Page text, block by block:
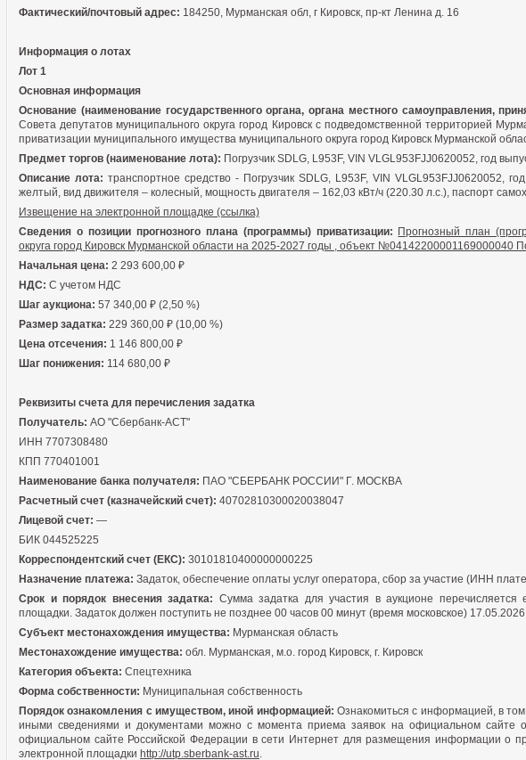
Фактический/почтовый адрес: 184250, Мурманская обл, г Кировск, пр-кт Ленина д. 16
Информация о лотах
Лот 1
Основная информация
Основание (наименование государственного органа, органа местного самоуправления,
Совета депутатов муниципального округа город Кировск с подведомственной территорией
приватизации муниципального имущества муниципального округа город Кировск Мурманской
Предмет торгов (наименование лота): Погрузчик SDLG, L953F, VIN VLGL953FJJ0620052, год
Описание лота: транспортное средство - Погрузчик SDLG, L953F, VIN VLGL953FJJ0620052,
желтый, вид движителя – колесный, мощность двигателя – 162,03 кВт/ч (220.30 л.с.), паспорт
Извещение на электронной площадке (ссылка)
Сведения о позиции прогнозного плана (программы) приватизации: Прогнозный план
округа город Кировск Мурманской области на 2025-2027 годы , объект №04142200001169000040
Начальная цена: 2 293 600,00 ₽
НДС: С учетом НДС
Шаг аукциона: 57 340,00 ₽ (2,50 %)
Размер задатка: 229 360,00 ₽ (10,00 %)
Цена отсечения: 1 146 800,00 ₽
Шаг понижения: 114 680,00 ₽
Реквизиты счета для перечисления задатка
Получатель: АО "Сбербанк-АСТ"
ИНН 7707308480
КПП 770401001
Наименование банка получателя: ПАО "СБЕРБАНК РОССИИ" Г. МОСКВА
Расчетный счет (казначейский счет): 40702810300020038047
Лицевой счет: —
БИК 044525225
Корреспондентский счет (ЕКС): 30101810400000000225
Назначение платежа: Задаток, обеспечение оплаты услуг оператора, сбор за участие (ИНН
Срок и порядок внесения задатка: Сумма задатка для участия в аукционе
площадки. Задаток должен поступить не позднее 00 часов 00 минут (время московское) 17.05.2026
Субъект местонахождения имущества: Мурманская область
Местонахождение имущества: обл. Мурманская, м.о. город Кировск, г. Кировск
Категория объекта: Спецтехника
Форма собственности: Муниципальная собственность
Порядок ознакомления с имуществом, иной информацией: Ознакомиться с информацией, в
иными сведениями и документами можно с момента приема заявок на официальном сайте
официальном сайте Российской Федерации в сети Интернет для размещения информации о
электронной площадки http://utp.sberbank-ast.ru.